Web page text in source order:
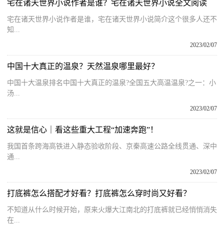
宅在诸天世界小说作者是谁？宅在诸天世界小说全文阅读
宅在诸天世界小说作者是谁，宅在诸天世界小说简介这个很多人还不
知...
2023/02/07
中国十大真正的温泉？天然温泉哪里最好？
中国十大温泉排名中国十大真正的温泉?全国五大高温温泉?之一：小
汤...
2023/02/07
这就是信心｜看这些重大工程“加速奔跑”！
我国首条跨海高铁进入静态验收阶段、京秦高速公路全线贯通、深中
通...
2023/02/07
打底裤怎么搭配才好看？打底裤怎么穿时尚又好看？
不知道从什么时候开始，原来火爆大江南北的打底裤就已经悄悄消失
在...